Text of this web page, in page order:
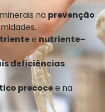
na prevenção
e nutriente–
deficiências
precocee na